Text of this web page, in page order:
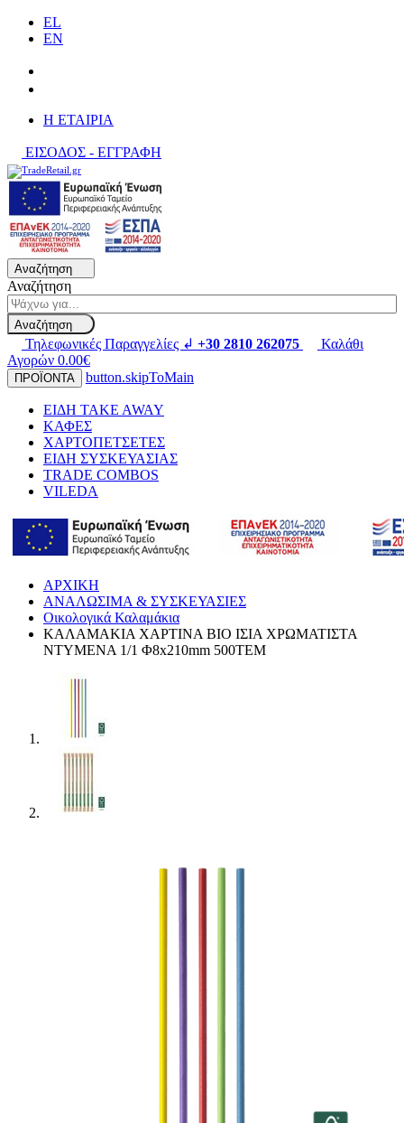
EL
EN
H ΕΤΑΙΡΙΑ
ΕΙΣΟΔΟΣ - ΕΓΓΡΑΦΗ
Αναζήτηση
Αναζήτηση
Αναζήτηση
Τηλεφωνικές Παραγγελίες ↲ +30 2810 262075
Καλάθι
Αγορών 0.00€
ΠΡΟΪΟΝΤΑ button.skipToMain
ΕΙΔΗ TAKE AWAY
ΚΑΦΕΣ
ΧΑΡΤΟΠΕΤΣΕΤΕΣ
ΕΙΔΗ ΣΥΣΚΕΥΑΣΙΑΣ
TRADE COMBOS
VILEDA
ΑΡΧΙΚΗ
ΑΝΑΛΩΣΙΜΑ & ΣΥΣΚΕΥΑΣΙΕΣ
Οικολογικά Καλαμάκια
ΚΑΛΑΜΑΚΙΑ ΧΑΡΤΙΝΑ BIO ΙΣΙΑ ΧΡΩΜΑΤΙΣΤΑ
ΝΤΥΜΕΝΑ 1/1 Φ8x210mm 500ΤΕΜ